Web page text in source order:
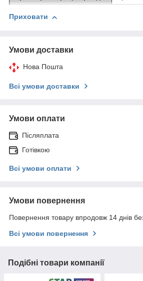
Приховати
Умови доставки
Нова Пошта
Всі умови доставки
Умови оплати
Післяплата
Готівкою
Всі умови оплати
Умови повернення
Повернення товару впродовж 14 днів
Всі умови повернення
Подібні товари компанії